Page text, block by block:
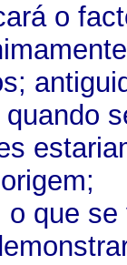
o
o que